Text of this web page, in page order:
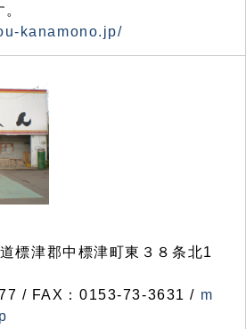
kanamono.jp/
津郡中標津町東３８条北1
/ FAX：0153-73-3631 / m